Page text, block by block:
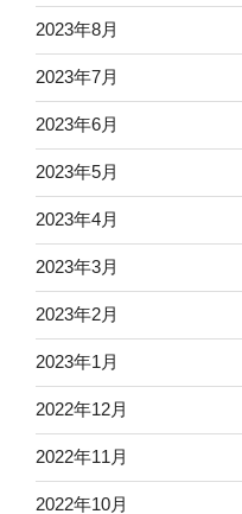
2023年8月
2023年7月
2023年6月
2023年5月
2023年4月
2023年3月
2023年2月
2023年1月
2022年12月
2022年11月
2022年10月